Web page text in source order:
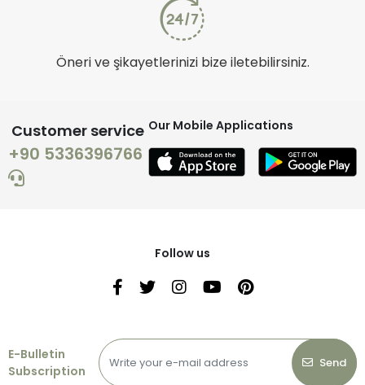
Öneri ve şikayetlerinizi bize iletebilirsiniz.
Customer service
+90 5336396766
Our Mobile Applications
Follow us
E-Bulletin
Subscription
Send